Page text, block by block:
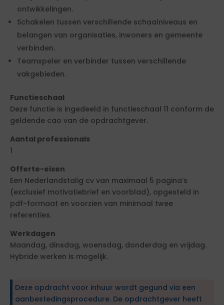
ontwikkelingen.
Schakelen tussen verschillende schaalniveaus en
belangen van organisaties, inwoners en gemeente
verbinden.
Teamspeler en verbinder tussen verschillende
vakgebieden.
Functieschaal
Deze functie is ingedeeld in functieschaal 11 conform de
geldende cao van de opdrachtgever.
Aantal professionals
1
Offerte-eisen
Een Nederlandstalig cv van maximaal 5 pagina’s
(exclusief motivatiebrief en voorblad), opgesteld in
pdf-formaat en voorzien van minimaal twee
referenties.
Werkdagen
Maandag, dinsdag, woensdag, donderdag en vrijdag.
Hybride werken is mogelijk.
Deze opdracht voor inhuur wordt gegund via een
aanbestedingsprocedure. De opdrachtgever heeft